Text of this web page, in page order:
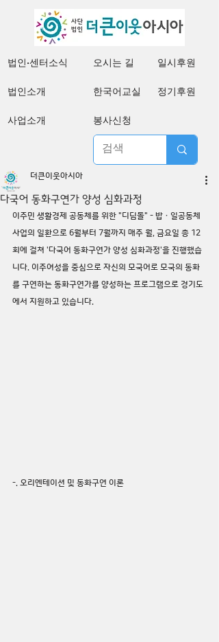
오시는 길
법인·센터소식 일시후원
한국어교실
법인소개
봉사신청
정기후원
사업소개
다국어 동화구연가 양성 심화과정
더큰이웃아시아
이주민 생활경제 공동체를 위한 "디딤돌" - 밥ㆍ일공동체
사업의 일환으로 6월부터 7월까지 매주 월, 금요일 총 12
회에 걸쳐 '다국어 동화구연가 양성 심화과정'을 진행했습
니다. 이주여성을 중심으로 자신의 모국어로 모국의 동화
를 구연하는 동화구연가를 양성하는 프로그램으로 경기도
에서 지원하고 있습니다.
-. 오리엔테이션 및 동화구연 이론